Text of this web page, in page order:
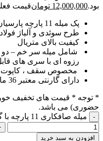
بود.12,000,000 تومانقیمت فعلی: 12,000,000
پک میله 11 پارچه پارسیان تول با گارانتی 36 ماهه
طرح سوئدی و آلیاژ
کیفیت بالای متریال
شامل میله سر خم –
رزوه ای با سری های
مخصوص سقف ، کاپوت ،
دارای گارنتی معتبر 36 ماهه (3 ساله)
* توجه * قیمت های تخفیف
حضوری) می باشد.
میله صافکاری 11 پارچه با گارانتی 36 ماهه عدد
افزودن به سبد خرید